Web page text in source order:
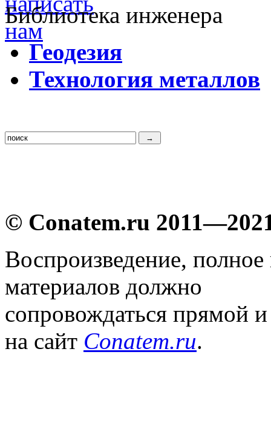
Библиотека инженера
Геодезия
Технология металлов
© Conatem.ru
Воспроизведение,
материалов должно
сопровождаться прямой
на сайт Conatem.ru.